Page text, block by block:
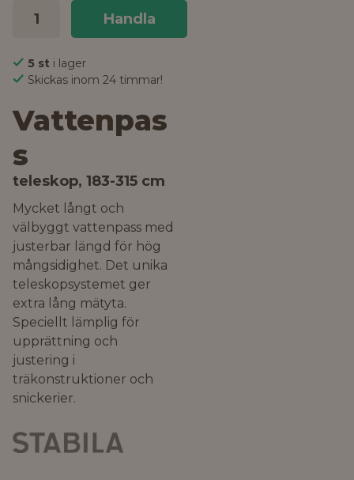
Handla
5 st i lager
Skickas inom 24 timmar!
Vattenpas
s
teleskop, 183-315 cm
Mycket långt och
välbyggt vattenpass med
justerbar längd för hög
mångsidighet. Det unika
teleskopsystemet ger
extra lång mätyta.
Speciellt lämplig för
upprättning och
justering i
träkonstruktioner och
snickerier.